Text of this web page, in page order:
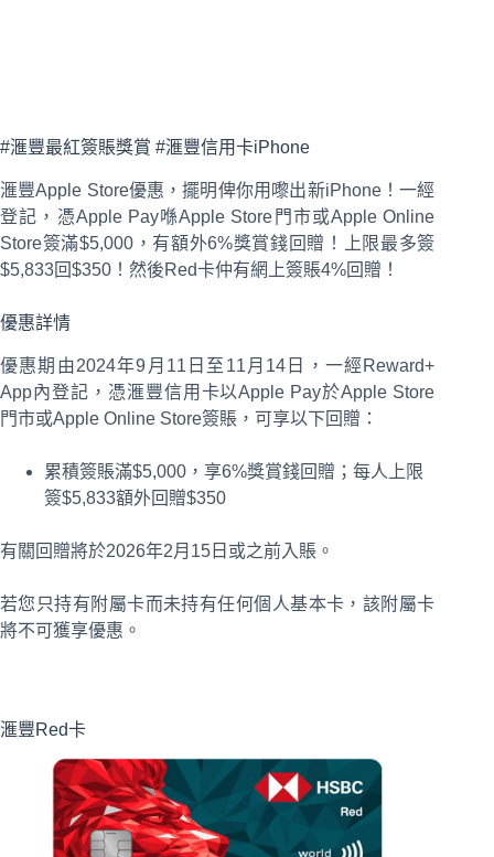
#滙豐最紅簽賬獎賞 #滙豐信用卡iPhone
滙豐Apple Store優惠，擺明俾你用嚟出新iPhone！一經
登記，憑Apple Pay喺Apple Store門市或Apple Online
Store簽滿$5,000，有額外6%獎賞錢回贈！上限最多簽
$5,833回$350！然後Red卡仲有網上簽賬4%回贈！
優惠詳情
優惠期由2024年9月11日至11月14日，一經Reward+
App內登記，憑滙豐信用卡以Apple Pay於Apple Store
門市或Apple Online Store簽賬，可享以下回贈：
累積簽賬滿$5,000，享6%獎賞錢回贈；每人上限
簽$5,833額外回贈$350
有關回贈將於2026年2月15日或之前入賬。
若您只持有附屬卡而未持有任何個人基本卡，該附屬卡
將不可獲享優惠。
滙豐Red卡